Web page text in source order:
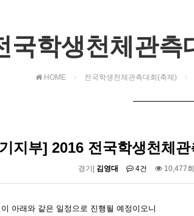
국학생천체관측
HOME 전국학생천체관측대회(축제)
지부] 2016 전국학생천체
경기| 김영대 4건 10,477회
아래와 같은 일정으로 진행될 예정이오니